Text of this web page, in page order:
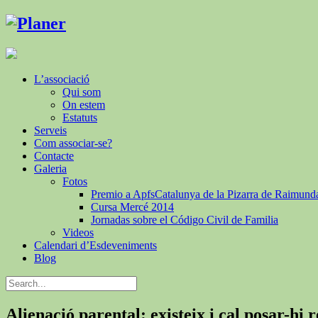
L’associació
Qui som
On estem
Estatuts
Serveis
Com associar-se?
Contacte
Galeria
Fotos
Premio a ApfsCatalunya de la Pizarra de
Cursa Mercé 2014
Jornadas sobre el Código Civil de Familia
Videos
Calendari d’Esdeveniments
Blog
Alienació parental: existeix i cal posar-hi